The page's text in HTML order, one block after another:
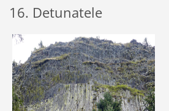
16. Detunatele